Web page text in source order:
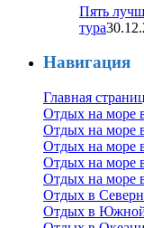
Пять
тура
Навигация
Главная
Отдых на море
Отдых на море
Отдых на море
Отдых на море
Отдых на море
Отдых в
Отдых в